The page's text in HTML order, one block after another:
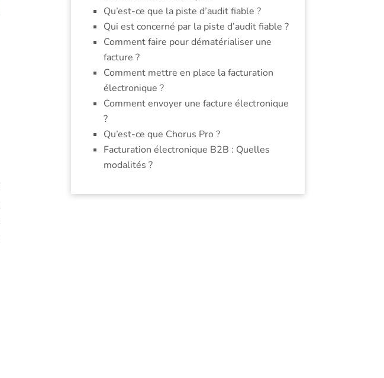
Qu’est-ce que la piste d’audit fiable ?
Qui est concerné par la piste d’audit fiable ?
Comment faire pour dématérialiser une
facture ?
Comment mettre en place la facturation
électronique ?
Comment envoyer une facture électronique
?
Qu’est-ce que Chorus Pro ?
Facturation électronique B2B : Quelles
modalités ?